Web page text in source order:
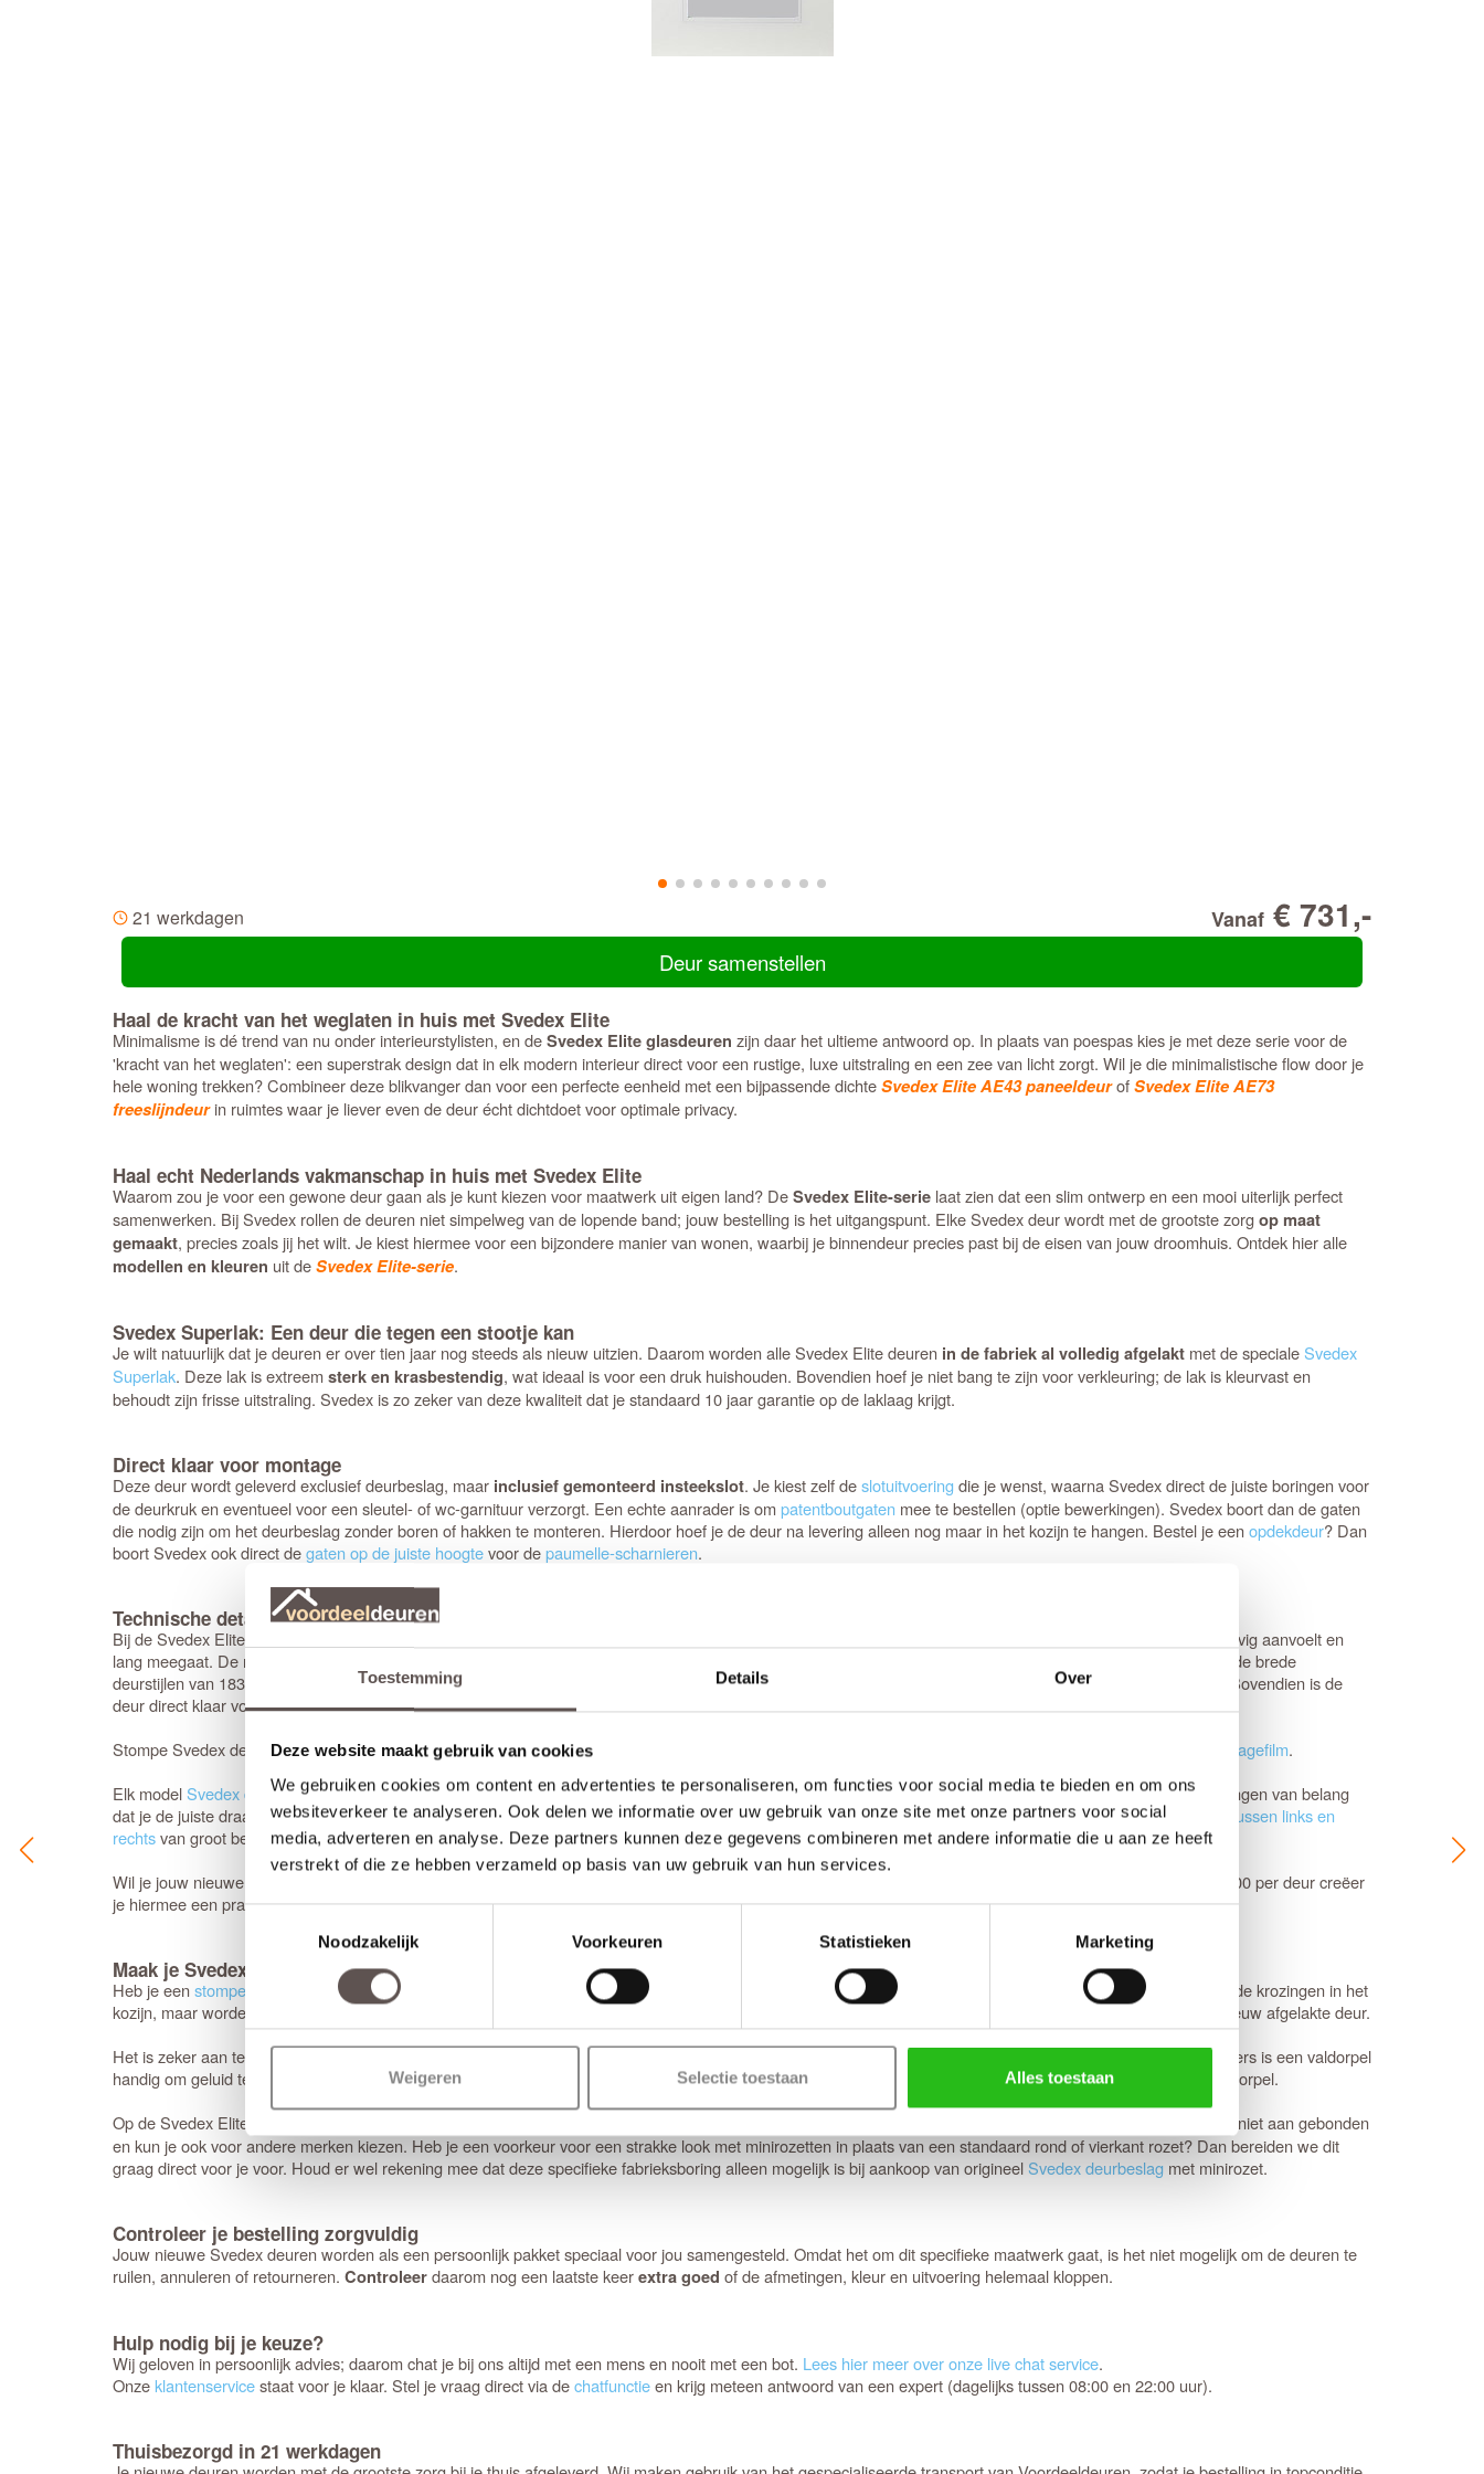
Toestemming Details Over
Deze website maakt gebruik van cookies
We gebruiken cookies om content en advertenties te personaliseren, om functies voor social media te bieden en om ons
websiteverkeer te analyseren. Ook delen we informatie over uw gebruik van onze site met onze partners voor social
media, adverteren en analyse. Deze partners kunnen deze gegevens combineren met andere informatie die u aan ze heeft
verstrekt of die ze hebben verzameld op basis van uw gebruik van hun services.
Toestemmingsselectie
Noodzakelijk
Voorkeuren Statistieken Marketing
Weigeren Selectie toestaan Alles toestaan
21 werkdagen Vanaf € 731,-
Deur samenstellen
Haal de kracht van het weglaten in huis met Svedex Elite
Minimalisme is dé trend van nu onder interieurstylisten, en deSvedex Elite glasdeuren zijn daar het ultieme antwoord op. In plaats van poespas kies je met deze serie voor de
'kracht van het weglaten': een superstrak design dat in elk modern interieur direct voor een rustige, luxe uitstraling en een zee van licht zorgt. Wil je die minimalistische flow door je
hele woning trekken? Combineer deze blikvanger dan voor een perfecte eenheid met een bijpassende dichteSvedex Elite AE43 paneeldeurofSvedex Elite AE73
freeslijndeurin ruimtes waar je liever even de deur écht dichtdoet voor optimale privacy.
Haal echt Nederlands vakmanschap in huis met Svedex Elite
Waarom zou je voor een gewone deur gaan als je kunt kiezen voor maatwerk uit eigen land? DeSvedex Elite-serie laat zien dat een slim ontwerp en een mooi uiterlijk perfect
samenwerken. Bij Svedex rollen de deuren niet simpelweg van de lopende band; jouw bestelling is het uitgangspunt. Elke Svedex deur wordt met de grootste zorgop maat
gemaakt, precies zoals jij het wilt. Je kiest hiermee voor een bijzondere manier van wonen, waarbij je binnendeur precies past bij de eisen van jouw droomhuis. Ontdek hier alle
modellen en kleuren uit deSvedex Elite-serie.
Svedex Superlak: Een deur die tegen een stootje kan
Je wilt natuurlijk dat je deuren er over tien jaar nog steeds als nieuw uitzien. Daarom worden alle Svedex Elite deuren in de fabriek al volledig afgelakt met de specialeSvedex
Superlak. Deze lak is extreemsterk en krasbestendig, wat ideaal is voor een druk huishouden. Bovendien hoef je niet bang te zijn voor verkleuring; de lak is kleurvast en
behoudt zijn frisse uitstraling. Svedex is zo zeker van deze kwaliteit dat je standaard 10 jaar garantie op de laklaag krijgt.
Direct klaar voor montage
Deze deur wordt geleverd exclusief deurbeslag, maar inclusief gemonteerd insteekslot. Je kiest zelf deslotuitvoeringdie je wenst, waarna Svedex direct de juiste boringen voor
de deurkruk en eventueel voor een sleutel- of wc-garnituur verzorgt. Een echte aanrader is ompatentboutgaten mee te bestellen (optie bewerkingen). Svedex boort dan de gaten
die nodig zijn om het deurbeslag zonder boren of hakken te monteren. Hierdoor hoef je de deur na levering alleen nog maar in het kozijn te hangen. Bestel je eenopdekdeur? Dan
boort Svedex ook direct degaten op de juiste hoogtevoor depaumelle-scharnieren.
Technische details en montage
Bij de Svedex Elite zie je de kwaliteit direct terug in de constructie. De deur heeft een degelijke dikte van 39 mm en een sterke
, waardoor hij stevig aanvoelt en
lang meegaat. De moderne uitstraling wordt versterkt door de verzonken glaslatten, een bovendorpel en onderdorpel van 177 mm, tussendorpel van 52 mm en de brede
deurstijlen van 183 mm (exclusief glaslatten). Het opvallend strakke profiel van 24 mm hoog geeft de deur echt body, wat het design helemaal compleet maakt. Bovendien is de
deur direct klaar voor montage: hetkrukgatis precies op de standaardhoogte van 1050 mm geboord.
Stompe Svedex deuren zijn altijdarmgeschaafd. Opdekdeuren zijn altijd voorzien van boringen voor de scharnieren op standaardhoogte. Bekijk de Svedex montagefilm.
Elk modelSvedex deuris leverbaar in zowel een stompe als opdekuitvoering, in elke denkbare standaardmaat of afwijkende afmeting. Het is voor beide uitvoeringen van belang
dat je de juiste draairichting doorgeeft tijdens het bestellen. Omdat Svedex het slot al in de fabriek infreest, kan de deur niet omgedraaid worden en is de
keuze tussen links en
rechtsvan groot belang.
Wil je jouw nieuwe deur een unieke, warme twist geven? Kies dan voor de verzonken glaslatten in stijlvol eikenkleur. Voor een kleine meerprijs van slechts € 45,00 per deur creëer
je hiermee een prachtig contrast met de strakke laklaag. Je kunt deze speciale optie eenvoudig direct bij ons aanvragen via de chat of onze klantenservice.
Maak je Svedex Elite binnendeur compleet
Heb je eenstompe deur nodig? Dan is het handig om een montageset voor stompe deuren
mee te bestellen. De speciaal ontwikkelde scharnieren vallen wel in de krozingen in het
kozijn, maar worden op de deur gemonteerd (zonder nieuwe inkepingen). De montage is eenvoudig, past in elke situatie en voorkomt beschadigingen aan de nieuw afgelakte deur.
Het is zeker aan te raden om te kiezen voor een
tussen de hal en de woonkamer, zeker als de voordeur niet volledig tochtvrij sluit. Voor slaapkamers is een valdorpel
handig om geluid te dempen. Een nadeel is dat de luchtventilatie bij een gesloten deur vermindert; dit is de afweging die je maakt bij de keuze voor een tochtvaldorpel.
Op de Svedex Elite deuren heb je volledige vrijheid:
. Hoewel het deurbeslag van Svedex kwalitatief uitstekend is, ben je hier niet aan gebonden
en kun je ook voor andere merken kiezen. Heb je een voorkeur voor een strakke look met minirozetten in plaats van een standaard rond of vierkant rozet? Dan bereiden we dit
graag direct voor je voor. Houd er wel rekening mee dat deze specifieke fabrieksboring alleen mogelijk is bij aankoop van origineelSvedex deurbeslag met minirozet.
Controleer je bestelling zorgvuldig
Jouw nieuwe Svedex deuren worden als een persoonlijk pakket speciaal voor jou samengesteld. Omdat het om dit specifieke maatwerk gaat, is het niet mogelijk om de deuren te
ruilen, annuleren of retourneren. Controleerdaarom nog een laatste keerextra goed of de afmetingen, kleur en uitvoering helemaal kloppen.
Hulp nodig bij je keuze?
Wij geloven in persoonlijk advies; daarom chat je bij ons altijd met een mens en nooit met een bot. Lees hier meer over onze live chat service.
Onzeklantenservicestaat voor je klaar. Stel je vraag direct via dechatfunctieen krijg meteen antwoord van een expert (dagelijks tussen 08:00 en 22:00 uur).
Thuisbezorgd in 21 werkdagen